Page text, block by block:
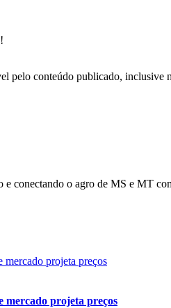
pelo conteúdo publicado, inclusive
conectando o agro de MS e MT
mercado projeta preços